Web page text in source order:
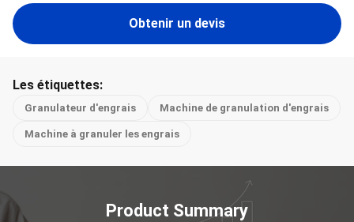
Obtenir un devis
Les étiquettes:
Granulateur d'engrais Machine de granulation d'engrais
Machine à granuler les engrais
Product Summary